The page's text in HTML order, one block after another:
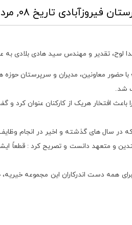
فیروزآبادی تاریخ ۰۸, مرداد ۱۴۰۱ ساعت ۰۷:۵۰
لوح، تقدیر و مهندس سید هادی بلادی
حضور معاونین، مدیران و سرپرستان
شد.
افتخار هریک از کارکنان عنوان کرد و
در سال های گذشته و اخیر در انجام
و متعهد دانست و تصریح کرد : قطعاً
همه دست اندرکاران این مجموعه